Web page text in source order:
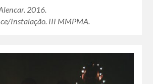
2016.
Instalação. III MMPMA.